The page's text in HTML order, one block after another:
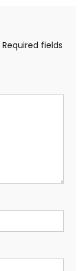
Required fields